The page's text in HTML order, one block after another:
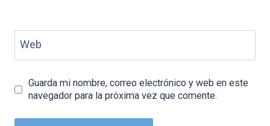
Web
Guarda mi nombre, correo electrónico y web en este
navegador para la próxima vez que comente.